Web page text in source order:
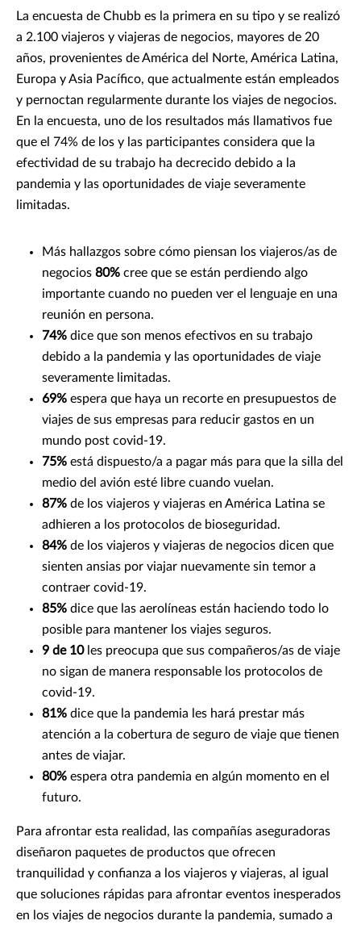
La encuesta de Chubb es la primera en su tipo y se realizó
a 2.100 viajeros y viajeras de negocios, mayores de 20
años, provenientes de América del Norte, América Latina,
Europa y Asia Pacífico, que actualmente están empleados
y pernoctan regularmente durante los viajes de negocios.
En la encuesta, uno de los resultados más llamativos fue
que el 74% de los y las participantes considera que la
efectividad de su trabajo ha decrecido debido a la
pandemia y las oportunidades de viaje severamente
limitadas.
Más hallazgos sobre cómo piensan los viajeros/as de
negocios 80% cree que se están perdiendo algo
importante cuando no pueden ver el lenguaje en una
reunión en persona.
74% dice que son menos efectivos en su trabajo
debido a la pandemia y las oportunidades de viaje
severamente limitadas.
69% espera que haya un recorte en presupuestos de
viajes de sus empresas para reducir gastos en un
mundo post covid-19.
75% está dispuesto/a a pagar más para que la silla del
medio del avión esté libre cuando vuelan.
87% de los viajeros y viajeras en América Latina se
adhieren a los protocolos de bioseguridad.
84% de los viajeros y viajeras de negocios dicen que
sienten ansias por viajar nuevamente sin temor a
contraer covid-19.
85% dice que las aerolíneas están haciendo todo lo
posible para mantener los viajes seguros.
9 de 10 les preocupa que sus compañeros/as de viaje
no sigan de manera responsable los protocolos de
covid-19.
81% dice que la pandemia les hará prestar más
atención a la cobertura de seguro de viaje que tienen
antes de viajar.
80% espera otra pandemia en algún momento en el
futuro.
Para afrontar esta realidad, las compañías aseguradoras
diseñaron paquetes de productos que ofrecen
tranquilidad y confianza a los viajeros y viajeras, al igual
que soluciones rápidas para afrontar eventos inesperados
en los viajes de negocios durante la pandemia, sumado a